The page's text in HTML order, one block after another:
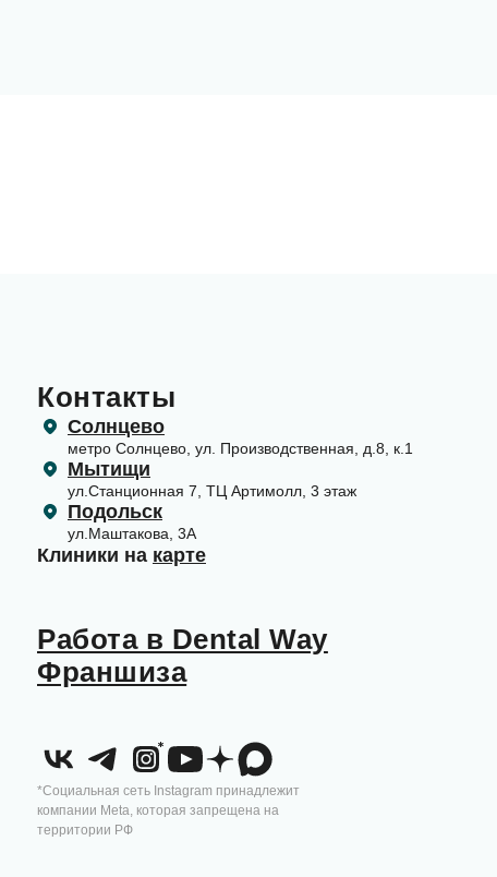
Контакты
Солнцево
метро Солнцево, ул. Производственная, д.8, к.1
Мытищи
ул.Станционная 7, ТЦ Артимолл, 3 этаж
Подольск
ул.Маштакова, 3А
Клиники на карте
Работа в Dental Way
Франшиза
*Социальная сеть Instagram принадлежит
компании Meta, которая запрещена на
территории РФ